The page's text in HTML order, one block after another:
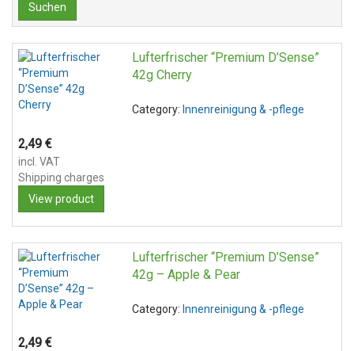
Suchen
Lufterfrischer “Premium D’Sense”
42g Cherry
Category: Innenreinigung & -pflege
2,49 €
incl. VAT
Shipping charges
View product
Lufterfrischer “Premium D’Sense”
42g – Apple & Pear
Category: Innenreinigung & -pflege
2,49 €